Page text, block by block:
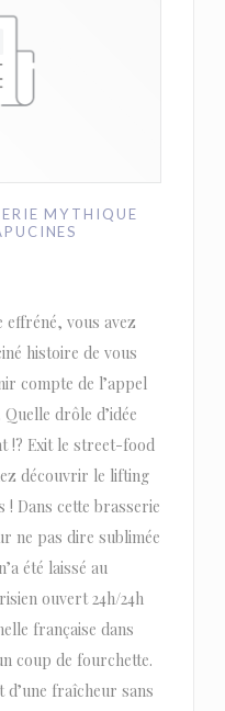
MYTHIQUE
vous avez
histoire de vous
compte de l’appel
drôle d’idée
!? Exit le street-food
découvrir le lifting
! Dans cette brasserie
ne pas dire sublimée
été laissé au
ouvert 24h/24h
française dans
coup de fourchette.
fraîcheur sans